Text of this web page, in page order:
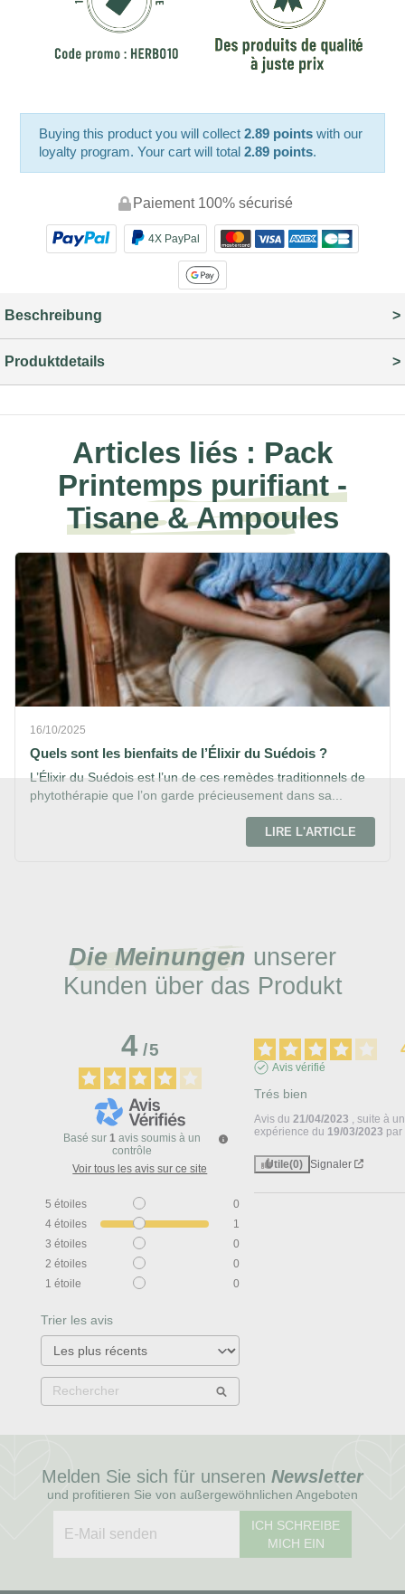
Buying this product you will collect2.89 points with our
loyalty program. Your cart will total2.89 points.
Paiement 100% sécurisé
4X PayPal
Beschreibung
Produktdetails
Articles liés : Pack
Printemps purifiant -
Tisane & Ampoules
16/10/2025
Quels sont les bienfaits de l’Élixir du Suédois ?
L’Élixir du Suédois est l’un de ces remèdes traditionnels de
phytothérapie que l’on garde précieusement dans sa...
LIRE L'ARTICLE
Die Meinungen unserer
Kunden über das Produkt
4/5
Basé sur 1 avis soumis à un
contrôle
Voir tous les avis sur ce site
5 étoiles
0
4 étoiles
1
3 étoiles
0
2 étoiles
0
1 étoile 0
Trier les avis
Avis vérifié
Trés bien
Avis du21/04/2023
, suite à
expérience du 19/03/2023 par
Utile(0) Signaler
Melden Sie sich für unseren Newsletter
und profitieren Sie von außergewöhnlichen Angeboten
ICH SCHREIBE
MICH EIN